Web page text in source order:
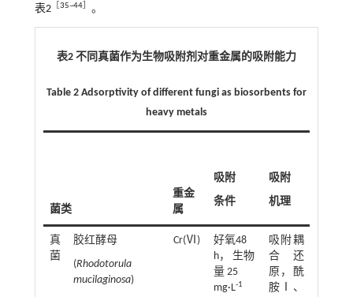
表2［ 35~44］ 。
表2 不同真菌作为生物吸附剂对重金属的吸附能力
Table 2 Adsorptivity of different fungi as biosorbents for
heavy metals
菌类
重金
属
吸附
条件
吸附
机理
真
菌
胶红酵母
(Rhodotorula
mucilaginosa)
Cr(Ⅵ)
好氧48
h， 生物
量 25
mg·L-1
吸附耦
合还
原，酰
胺Ⅰ、